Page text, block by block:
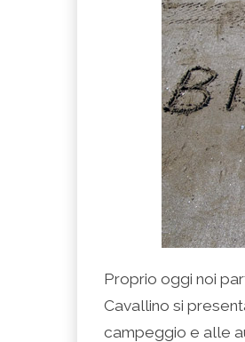
Proprio oggi noi
Cavallino si
campeggio e alle